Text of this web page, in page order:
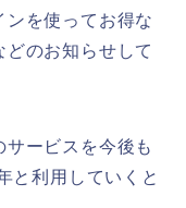
を使ってお得な
のお知らせして
ービスを今後も
と利用していくと